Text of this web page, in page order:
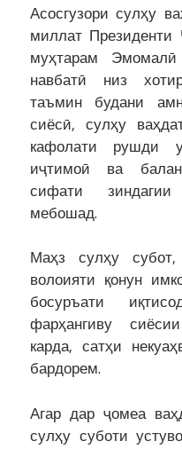
Асосгузори сулҳу
миллат Президенти
муҳтарам
навбатӣ низ
таъмин будани
сиёсӣ, сулҳу
кафолати рушди
иҷтимоӣ ва
сифати
мебошад.
Маҳз сулҳу
волоияти қонун
босуръати
фарҳангиву
карда, сатҳи
бардорем.
Агар дар ҷомеа
сулҳу суботи